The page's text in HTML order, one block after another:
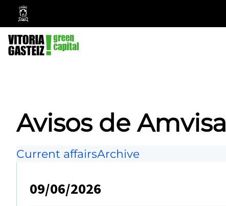
Vitoria-
Gasteiz
City
Council
Avisos de Amvisa
Current affairsArchive
09/06/2026